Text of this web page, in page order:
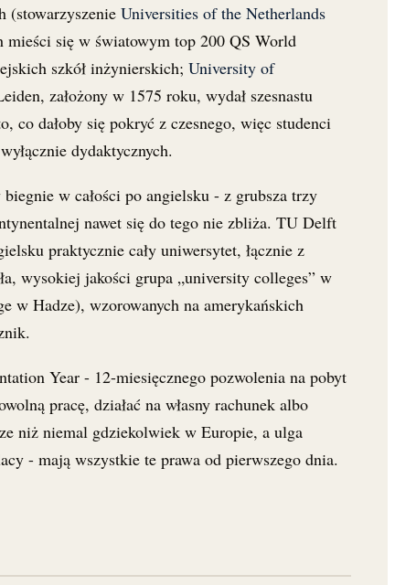
(stowarzyszenie Universities of the Netherlands
mieści się w światowym top 200 QS World
szkół inżynierskich; University of
założony w 1575 roku, wydał szesnastu
co dałoby się pokryć z czesnego, więc studenci
dydaktycznych.
w całości po angielsku - z grubsza trzy
nawet się do tego nie zbliża. TU Delft
praktycznie cały uniwersytet, łącznie z
wysokiej jakości grupa „university colleges” w
w Hadze), wzorowanych na amerykańskich
Year - 12-miesięcznego pozwolenia na pobyt
pracę, działać na własny rachunek albo
niż niemal gdziekolwiek w Europie, a ulga
- mają wszystkie te prawa od pierwszego dnia.